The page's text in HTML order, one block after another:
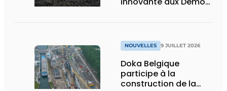
NOUVELLES 9 JUILLET 2026
Doka Belgique
participe à la
construction de la